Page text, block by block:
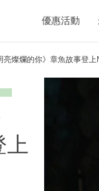
優惠活動
燦爛的你》章魚故事登上
上